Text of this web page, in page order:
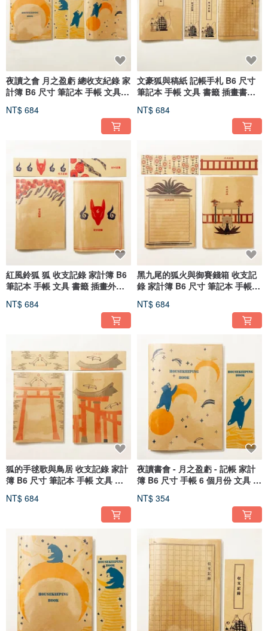
夜讀之會 月之盈虧 總收支紀錄 家
計簿 B6 尺寸 筆記本 手帳 文具
NT$ 684
文豪狐與稿紙 記帳手札 B6 尺寸
筆記本 手帳 文具 書籤 插畫書衣
NT$ 684
紅風鈴狐 狐 收支記錄 家計簿 B6
筆記本 手帳 文具 書籤 插畫外殼
NT$ 684
黑九尾的狐火與御賽錢箱 收支記
錄 家計簿 B6 尺寸 筆記本 手帳
NT$ 684
狐的手毬歌與鳥居 收支記錄 家計
簿 B6 尺寸 筆記本 手帳 文具 書
NT$ 684
夜讀書會 - 月之盈虧 - 記帳 家計
簿 B6 尺寸 手帳 6 個月份 文具 書
NT$ 354